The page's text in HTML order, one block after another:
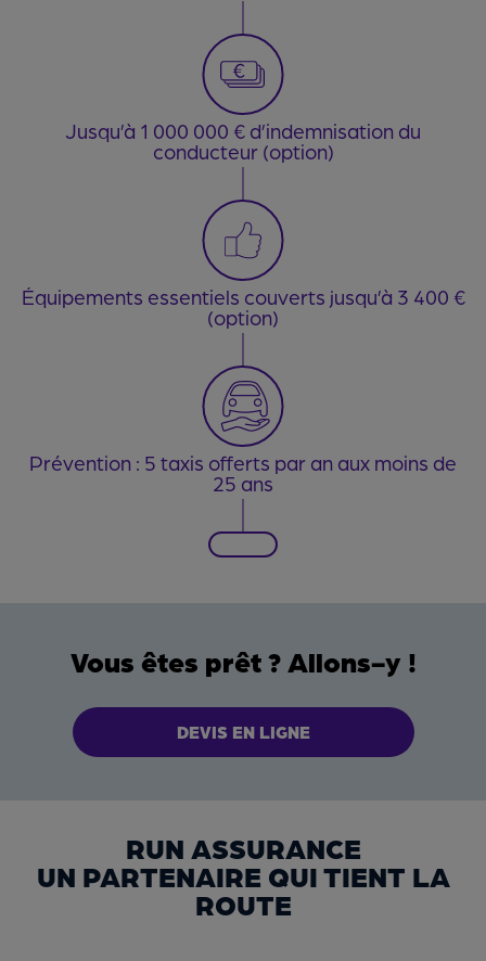
Jusqu’à 1 000 000 € d’indemnisation du
conducteur (option)
Équipements essentiels couverts jusqu’à 3 400 €
(option)
Prévention : 5 taxis offerts par an aux moins de
25 ans
Vous êtes prêt ? Allons-y !
DEVIS EN LIGNE
RUN ASSURANCE
UN PARTENAIRE QUI TIENT LA
ROUTE